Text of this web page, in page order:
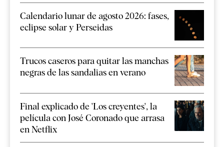
Calendario lunar de agosto 2026: fases,
eclipse solar y Perseidas
Trucos caseros para quitar las manchas
negras de las sandalias en verano
Final explicado de 'Los creyentes', la
película con José Coronado que arrasa
en Netflix